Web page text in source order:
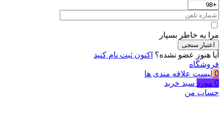
مرا به خاطر بسپار
اعتبار سنجی
آیا هنوز عضو نشده؟ اکنون ثبت نام کنید
فروشگاه
0 لیست علاقه مندی ها
0 مورد سبد خرید
حساب من